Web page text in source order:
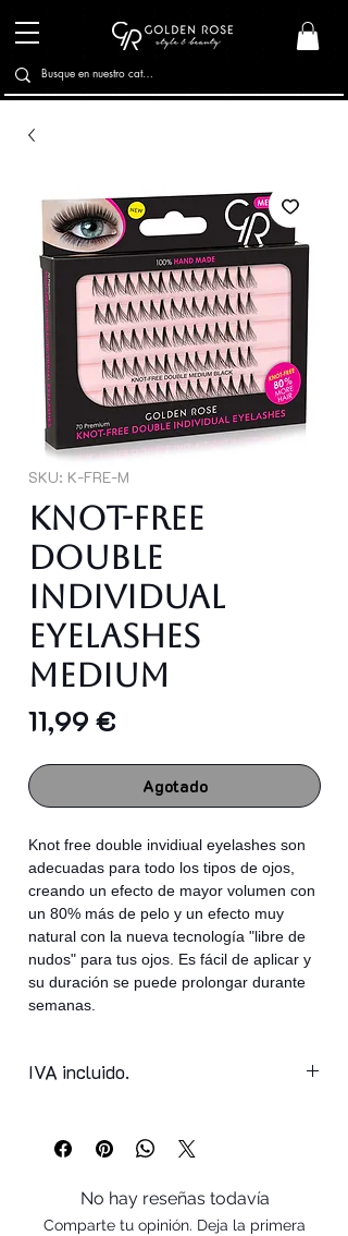
SKU: K-FRE-M
Knot-Free
Double
Individual
Eyelashes
MEDIUM
11,99 €
Agotado
Knot free double invidiual eyelashes son
adecuadas para todo los tipos de ojos,
creando un efecto de mayor volumen con
un 80% más de pelo y un efecto muy
natural con la nueva tecnología "libre de
nudos" para tus ojos. Es fácil de aplicar y
su duración se puede prolongar durante
semanas.
IVA incluido.
No hay reseñas todavía
Comparte tu opinión. Deja la primera